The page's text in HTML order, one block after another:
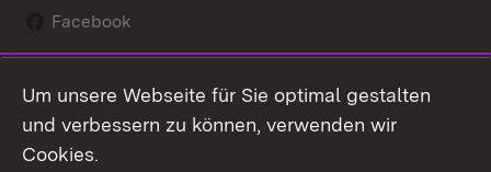
Facebook
Social Wall
Youtube
Um unsere Webseite für Sie optimal gestalten
und verbessern zu können, verwenden wir
Cookies.